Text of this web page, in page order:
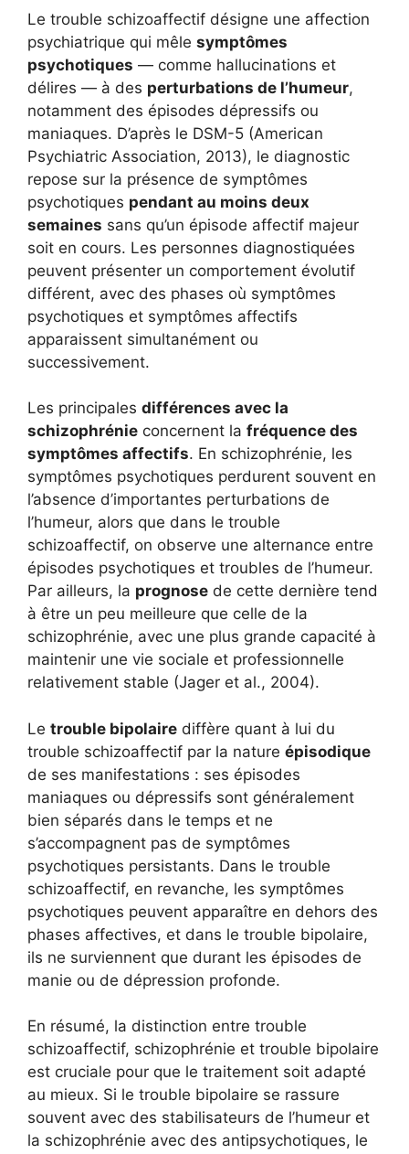
Le trouble schizoaffectif désigne une affection
psychiatrique qui mêle symptômes
psychotiques — comme hallucinations et
délires — à des perturbations de l’humeur,
notamment des épisodes dépressifs ou
maniaques. D’après le DSM-5 (American
Psychiatric Association, 2013), le diagnostic
repose sur la présence de symptômes
psychotiques pendant au moins deux
semaines sans qu’un épisode affectif majeur
soit en cours. Les personnes diagnostiquées
peuvent présenter un comportement évolutif
différent, avec des phases où symptômes
psychotiques et symptômes affectifs
apparaissent simultanément ou
successivement.
Les principales différences avec la
schizophrénie concernent la fréquence des
symptômes affectifs. En schizophrénie, les
symptômes psychotiques perdurent souvent en
l’absence d’importantes perturbations de
l’humeur, alors que dans le trouble
schizoaffectif, on observe une alternance entre
épisodes psychotiques et troubles de l’humeur.
Par ailleurs, la prognose de cette dernière tend
à être un peu meilleure que celle de la
schizophrénie, avec une plus grande capacité à
maintenir une vie sociale et professionnelle
relativement stable (Jager et al., 2004).
Le trouble bipolaire diffère quant à lui du
trouble schizoaffectif par la nature épisodique
de ses manifestations : ses épisodes
maniaques ou dépressifs sont généralement
bien séparés dans le temps et ne
s’accompagnent pas de symptômes
psychotiques persistants. Dans le trouble
schizoaffectif, en revanche, les symptômes
psychotiques peuvent apparaître en dehors des
phases affectives, et dans le trouble bipolaire,
ils ne surviennent que durant les épisodes de
manie ou de dépression profonde.
En résumé, la distinction entre trouble
schizoaffectif, schizophrénie et trouble bipolaire
est cruciale pour que le traitement soit adapté
au mieux. Si le trouble bipolaire se rassure
souvent avec des stabilisateurs de l’humeur et
la schizophrénie avec des antipsychotiques, le